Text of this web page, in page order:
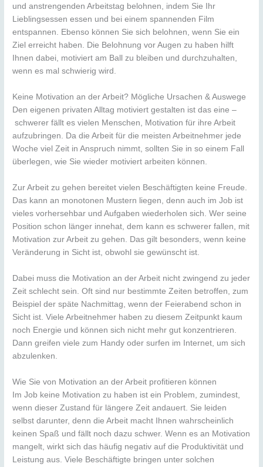
und anstrengenden Arbeitstag belohnen, indem Sie Ihr
Lieblingsessen essen und bei einem spannenden Film
entspannen. Ebenso können Sie sich belohnen, wenn Sie ein
Ziel erreicht haben. Die Belohnung vor Augen zu haben hilft
Ihnen dabei, motiviert am Ball zu bleiben und durchzuhalten,
wenn es mal schwierig wird.
Keine Motivation an der Arbeit? Mögliche Ursachen & Auswege
Den eigenen privaten Alltag motiviert gestalten ist das eine –
schwerer fällt es vielen Menschen, Motivation für ihre Arbeit
aufzubringen. Da die Arbeit für die meisten Arbeitnehmer jede
Woche viel Zeit in Anspruch nimmt, sollten Sie in so einem Fall
überlegen, wie Sie wieder motiviert arbeiten können.
Zur Arbeit zu gehen bereitet vielen Beschäftigten keine Freude.
Das kann an monotonen Mustern liegen, denn auch im Job ist
vieles vorhersehbar und Aufgaben wiederholen sich. Wer seine
Position schon länger innehat, dem kann es schwerer fallen, mit
Motivation zur Arbeit zu gehen. Das gilt besonders, wenn keine
Veränderung in Sicht ist, obwohl sie gewünscht ist.
Dabei muss die Motivation an der Arbeit nicht zwingend zu jeder
Zeit schlecht sein. Oft sind nur bestimmte Zeiten betroffen, zum
Beispiel der späte Nachmittag, wenn der Feierabend schon in
Sicht ist. Viele Arbeitnehmer haben zu diesem Zeitpunkt kaum
noch Energie und können sich nicht mehr gut konzentrieren.
Dann greifen viele zum Handy oder surfen im Internet, um sich
abzulenken.
Wie Sie von Motivation an der Arbeit profitieren können
Im Job keine Motivation zu haben ist ein Problem, zumindest,
wenn dieser Zustand für längere Zeit andauert. Sie leiden
selbst darunter, denn die Arbeit macht Ihnen wahrscheinlich
keinen Spaß und fällt noch dazu schwer. Wenn es an Motivation
mangelt, wirkt sich das häufig negativ auf die Produktivität und
Leistung aus. Viele Beschäftigte bringen unter solchen